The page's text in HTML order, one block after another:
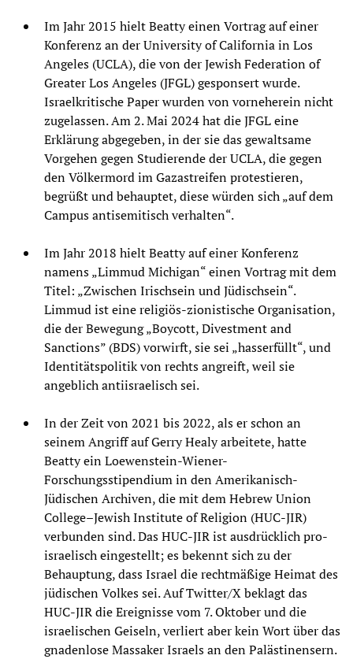
Im Jahr 2015 hielt Beatty einen Vortrag auf einer
Konferenz an der University of California in Los
Angeles (UCLA), die von der Jewish Federation of
Greater Los Angeles (JFGL) gesponsert wurde.
Israelkritische Paper wurden von vorneherein nicht
zugelassen. Am 2. Mai 2024 hat die JFGL eine
Erklärung abgegeben, in der sie das gewaltsame
Vorgehen gegen Studierende der UCLA, die gegen
den Völkermord im Gazastreifen protestieren,
begrüßt und behauptet, diese würden sich „auf dem
Campus antisemitisch verhalten“.
Im Jahr 2018 hielt Beatty auf einer Konferenz
namens „Limmud Michigan“ einen Vortrag mit dem
Titel: „Zwischen Irischsein und Jüdischsein“.
Limmud ist eine religiös-zionistische Organisation,
die der Bewegung „Boycott, Divestment and
Sanctions” (BDS) vorwirft, sie sei „hasserfüllt“, und
Identitätspolitik von rechts angreift, weil sie
angeblich antiisraelisch sei.
In der Zeit von 2021 bis 2022, als er schon an
seinem Angriff auf Gerry Healy arbeitete, hatte
Beatty ein Loewenstein-Wiener-
Forschungsstipendium in den Amerikanisch-
Jüdischen Archiven, die mit dem Hebrew Union
College–Jewish Institute of Religion (HUC-JIR)
verbunden sind. Das HUC-JIR ist ausdrücklich pro-
israelisch eingestellt; es bekennt sich zu der
Behauptung, dass Israel die rechtmäßige Heimat des
jüdischen Volkes sei. Auf Twitter/X beklagt das
HUC-JIR die Ereignisse vom 7. Oktober und die
israelischen Geiseln, verliert aber kein Wort über das
gnadenlose Massaker Israels an den Palästinensern.